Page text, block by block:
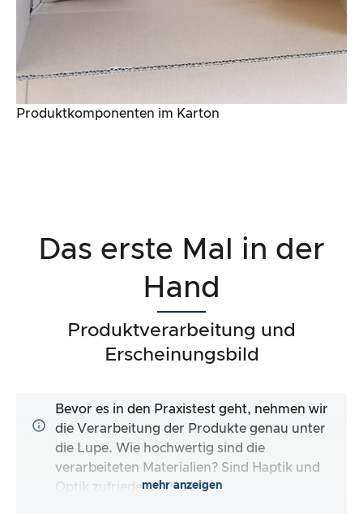
Produktkomponenten im Karton
Das erste Mal in der
Hand
Produktverarbeitung und
Erscheinungsbild
Bevor es in den Praxistest geht, nehmen wir
die Verarbeitung der Produkte genau unter
die Lupe. Wie hochwertig sind die
verarbeiteten Materialien? Sind Haptik und
Optik zufriedenstellend?
mehr anzeigen